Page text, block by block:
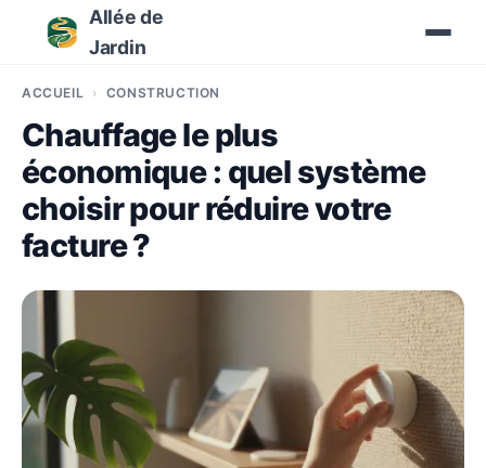
Allée de
Jardin
ACCUEIL CONSTRUCTION
Chauffage le plus
économique : quel système
choisir pour réduire votre
facture ?